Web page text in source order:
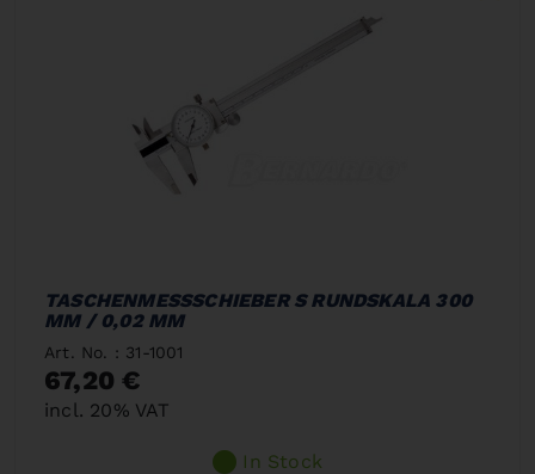
TASCHENMESSSCHIEBER S RUNDSKALA 300
MM / 0,02 MM
Art. No. : 31-1001
67,20 €
incl. 20% VAT
In Stock